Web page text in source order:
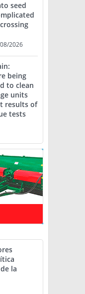
seed
2026
being
to clean
units
results of
tests
la